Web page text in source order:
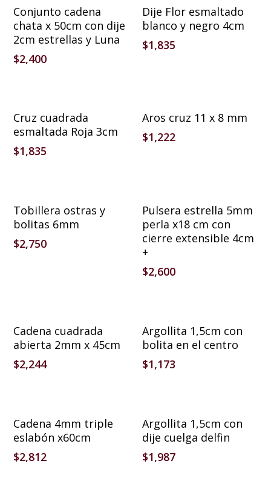
Añadir Al Carrito
Conjunto cadena
chata x 50cm con dije
2cm estrellas y Luna
$2,400
Añadir Al Carrito
Dije Flor esmaltado
blanco y negro 4cm
$1,835
Añadir Al Carrito
Cruz cuadrada
esmaltada Roja 3cm
$1,835
Añadir Al Carrito
Aros cruz 11 x 8 mm
$1,222
Tobillera ostras y
bolitas 6mm
$2,750
Añadir Al Carrito
Pulsera estrella 5mm
perla x18 cm con
cierre extensible 4cm
+
$2,600
Añadir Al Carrito
Cadena cuadrada
abierta 2mm x 45cm
$2,244
Argollita 1,5cm con
bolita en el centro
$1,173
Cadena 4mm triple
eslabón x60cm
$2,812
Argollita 1,5cm con
dije cuelga delfin
$1,987